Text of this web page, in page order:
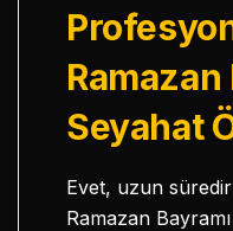
Ramazan
Seyahat
Evet, uzun
Ramazan